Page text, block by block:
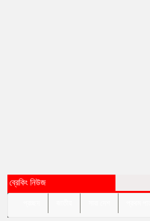
ব্রেকিং নিউজ